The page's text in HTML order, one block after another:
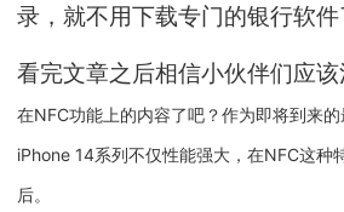
录，就不用下载专门的银行软件
看完文章之后相信小伙伴们应该
在NFC功能上的内容了吧？作为即将到来的
iPhone 14系列不仅性能强大，在NFC这种
后。